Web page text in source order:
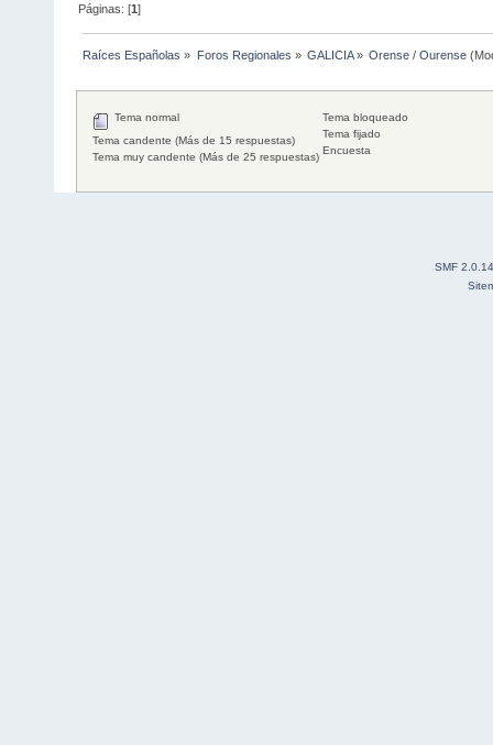
Páginas: [1]
Raíces Españolas » Foros Regionales » GALICIA» Orense / Ourense
Tema normal
Tema candente (Más de 15 respuestas)
Tema muy candente (Más de 25 respuestas)
Tema bloqueado
Tema fijado
Encuesta
SMF 2.0.14